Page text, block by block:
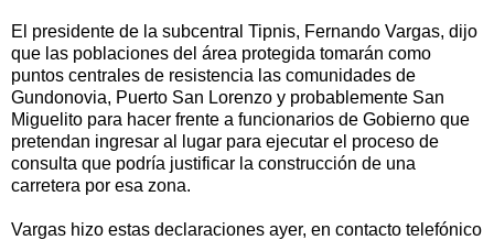
El presidente de la subcentral Tipnis, Fernando Vargas, dijo
que las poblaciones del área protegida tomarán como
puntos centrales de resistencia las comunidades de
Gundonovia, Puerto San Lorenzo y probablemente San
Miguelito para hacer frente a funcionarios de Gobierno que
pretendan ingresar al lugar para ejecutar el proceso de
consulta que podría justificar la construcción de una
carretera por esa zona.
Vargas hizo estas declaraciones ayer, en contacto telefónico